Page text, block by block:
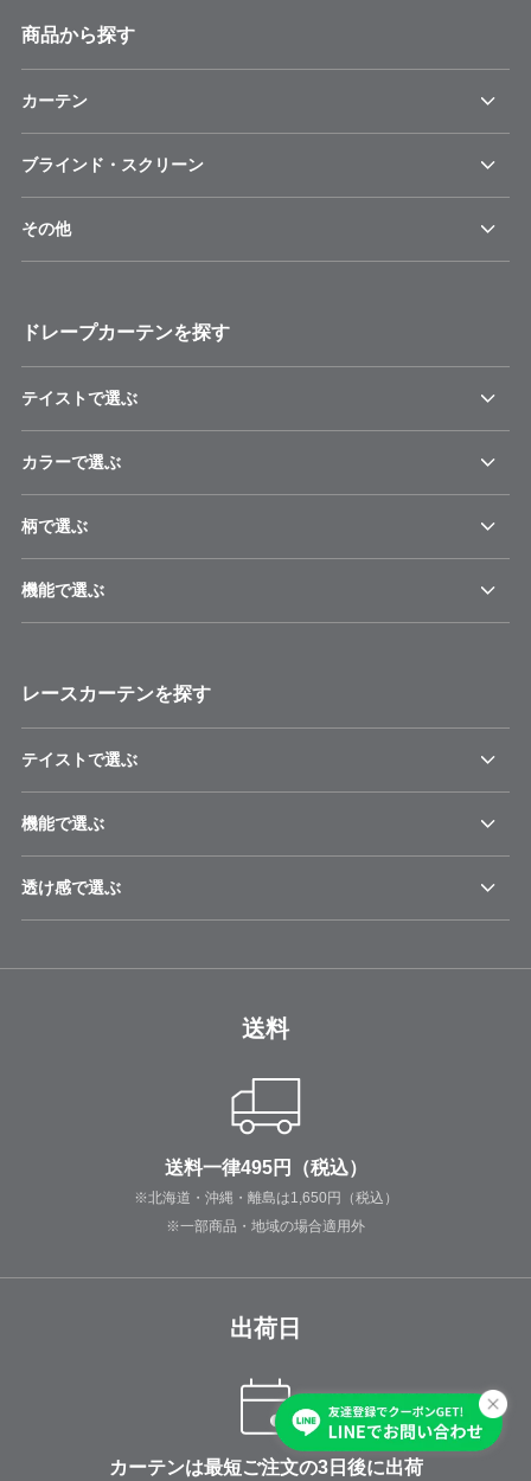
商品から探す
カーテン
ブラインド・スクリーン
その他
ドレープカーテンを探す
テイストで選ぶ
カラーで選ぶ
柄で選ぶ
機能で選ぶ
レースカーテンを探す
テイストで選ぶ
機能で選ぶ
透け感で選ぶ
送料
送料一律495円（税込）
※北海道・沖縄・離島は1,650円（税込）
※一部商品・地域の場合適用外
出荷日
カーテンは最短ご注文の3日後に出荷